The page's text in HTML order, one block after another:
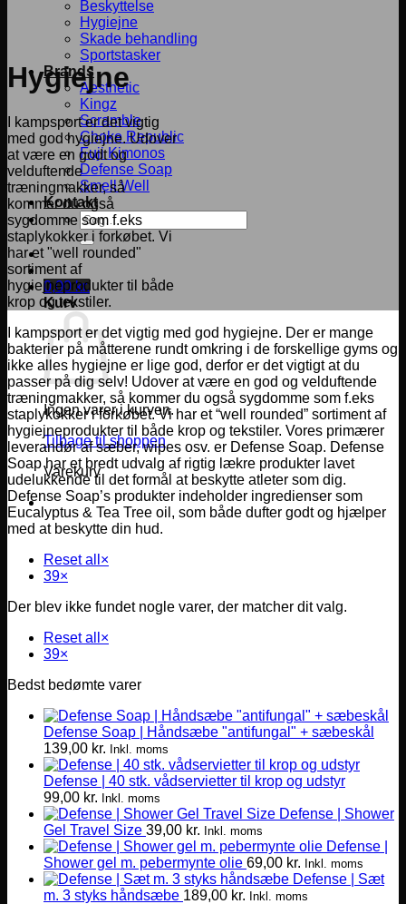
Beskyttelse
Hygiejne
Skade behandling
Sportstasker
Brands
Aesthetic
Kingz
Scramble
Choke Republic
Fuji Kimonos
Defense Soap
Smell Well
Kontakt
Søg
efter:
0,00kr.
Kurv
Ingen varer i kurven.
Tilbage til shoppen
Varekurv
Hygiejne
I kampsport er det vigtig
med god hygiejne. Udover
at være en godt og
velduftende
træningmakker, så
kommer du også
sygdomme som f.eks
staplykokker i forkøbet. Vi
har et "well rounded"
sortiment af
hygiejneprodukter til både
krop og tekstiler.
I kampsport er det vigtig med god hygiejne. Der er mange
bakterier på måtterene rundt omkring i de forskellige gyms og
ikke alles hygiejne er lige god, derfor er det vigtigt at du
passer på dig selv! Udover at være en god og velduftende
træningmakker, så kommer du også sygdomme som f.eks
staplykokker i forkøbet. Vi har et “well rounded” sortiment af
hygiejneprodukter til både krop og tekstiler. Vores primærer
leverandør af sæber, wipes osv. er Defense Soap. Defense
Soap har et bredt udvalg af rigtig lækre produkter lavet
udelukkende til det formål at beskytte atleter som dig.
Defense Soap’s produkter indeholder ingredienser som
Eucalyptus & Tea Tree oil, som både dufter godt og hjælper
med at beskytte din hud.
Reset all ×
39×
Der blev ikke fundet nogle varer, der matcher dit valg.
Reset all ×
39×
Bedst bedømte varer
Defense Soap | Håndsæbe "antifungal" + sæbeskål
139,00 kr. Inkl. moms
Defense | 40 stk. vådservietter til krop og udstyr
99,00 kr. Inkl. moms
Defense | Shower
Gel Travel Size 39,00 kr. Inkl. moms
Defense |
Shower gel m. pebermynte olie 69,00 kr. Inkl. moms
Defense | Sæt
m. 3 styks håndsæbe 189,00 kr. Inkl. moms